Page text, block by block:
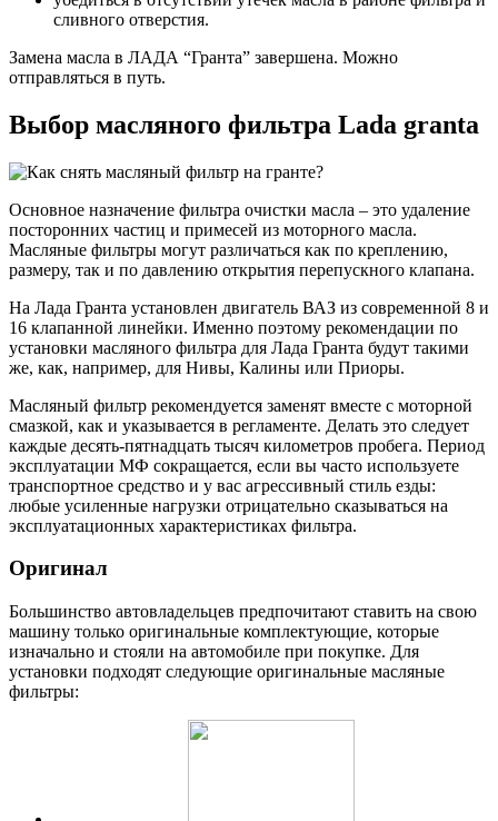
сливного отверстия.
Замена масла в ЛАДА “Гранта” завершена. Можно
отправляться в путь.
Выбор масляного фильтра Lada granta
Основное назначение фильтра очистки масла – это удаление
посторонних частиц и примесей из моторного масла.
Масляные фильтры могут различаться как по креплению,
размеру, так и по давлению открытия перепускного клапана.
На Лада Гранта установлен двигатель ВАЗ из современной 8 и
16 клапанной линейки. Именно поэтому рекомендации по
установки масляного фильтра для Лада Гранта будут такими
же, как, например, для Нивы, Калины или Приоры.
Масляный фильтр рекомендуется заменят вместе с моторной
смазкой, как и указывается в регламенте. Делать это следует
каждые десять-пятнадцать тысяч километров пробега. Период
эксплуатации МФ сокращается, если вы часто используете
транспортное средство и у вас агрессивный стиль езды:
любые усиленные нагрузки отрицательно сказываться на
эксплуатационных характеристиках фильтра.
Оригинал
Большинство автовладельцев предпочитают ставить на свою
машину только оригинальные комплектующие, которые
изначально и стояли на автомобиле при покупке. Для
установки подходят следующие оригинальные масляные
фильтры: